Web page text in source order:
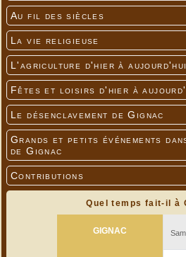
Au fil des siècles
La vie religieuse
L'agriculture d'hier à aujourd'hui
Fêtes et loisirs d'hier à
Le désenclavement de Gignac
Grands et petits événements
de Gignac
Contributions
Quel temps fait-il